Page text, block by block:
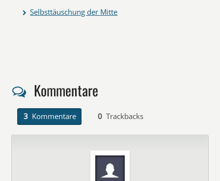
Selbsttäuschung der Mitte
Kommentare
3 Kommentare 0 Trackbacks